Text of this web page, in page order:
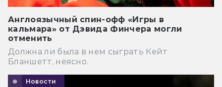
Англоязычный спин-офф «Игры в
кальмара» от Дэвида Финчера могли
отменить
Должна ли была в нем сыграть Кейт
Бланшетт, неясно.
Новости